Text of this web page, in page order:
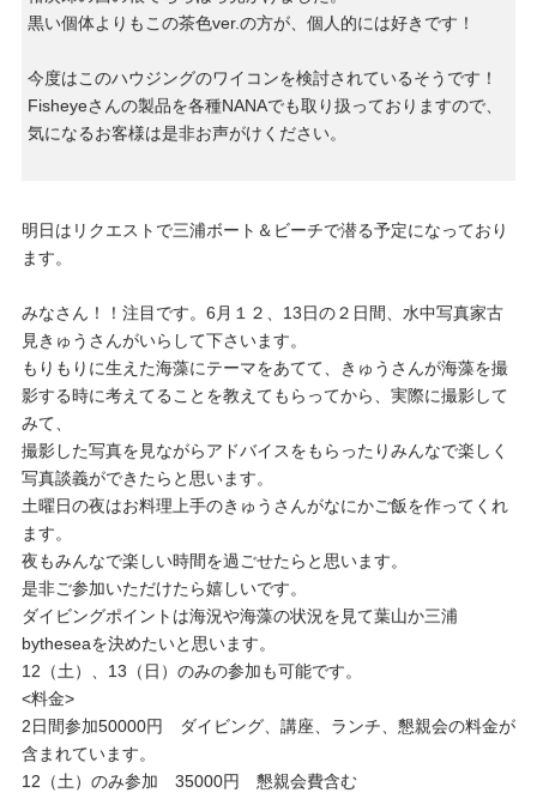
黒い個体よりもこの茶色ver.の方が、個人的には好きです！
今度はこのハウジングのワイコンを検討されているそうです！
Fisheyeさんの製品を各種NANAでも取り扱っておりますので、
気になるお客様は是非お声がけください。
明日はリクエストで三浦ボート＆ビーチで潜る予定になっており
ます。
みなさん！！注目です。6月１２、13日の２日間、水中写真家古
見きゅうさんがいらして下さいます。
もりもりに生えた海藻にテーマをあてて、きゅうさんが海藻を撮
影する時に考えてることを教えてもらってから、実際に撮影して
みて、
撮影した写真を見ながらアドバイスをもらったりみんなで楽しく
写真談義ができたらと思います。
土曜日の夜はお料理上手のきゅうさんがなにかご飯を作ってくれ
ます。
夜もみんなで楽しい時間を過ごせたらと思います。
是非ご参加いただけたら嬉しいです。
ダイビングポイントは海況や海藻の状況を見て葉山か三浦
bytheseaを決めたいと思います。
12（土）、13（日）のみの参加も可能です。
<料金>
2日間参加50000円 ダイビング、講座、ランチ、懇親会の料金が
含まれています。
12（土）のみ参加 35000円 懇親会費含む